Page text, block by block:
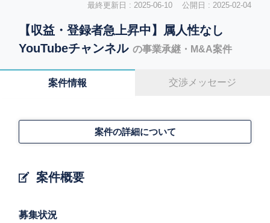
最終更新日 : 2025-06-10 公開日 : 2025-02-04
【収益・登録者急上昇中】属人性なし
YouTubeチャンネル の事業承継・M&A案件
案件情報 交渉メッセージ
案件概要
案件の詳細について
募集状況